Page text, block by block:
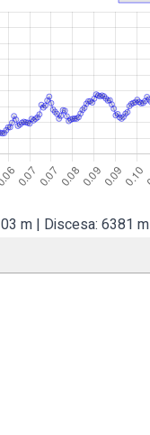
m | Discesa: 6381 m